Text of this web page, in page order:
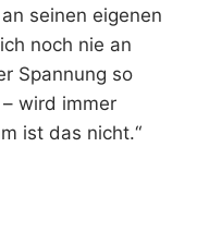
seinen eigenen
noch nie an
Spannung so
wird immer
ist das nicht.“